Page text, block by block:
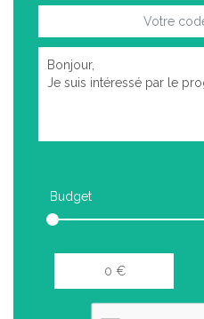
Budget